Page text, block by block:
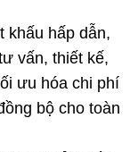
khấu hấp dẫn,
vấn, thiết kế,
ưu hóa chi phí
bộ cho toàn